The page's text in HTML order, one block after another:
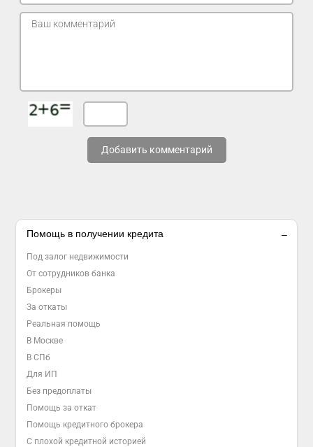
Добавить комментарий
Помощь в получении кредита
Под залог недвижимости
От сотрудников банка
Брокеры
За откаты
Реальная помощь
В Москве
В СПб
Для ИП
Без предоплаты
Помощь за откат
Помощь кредитного брокера
С плохой кредитной историей